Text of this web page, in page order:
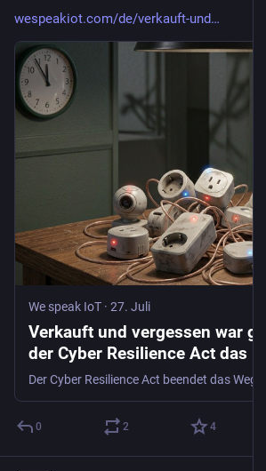
wespeakiot.com/de/verkauft-und
We speak IoT · 27. Juli
Verkauft und vergessen war
der Cyber Resilience Act das
Geschäftsmodell zerlegt - We
0 2 4